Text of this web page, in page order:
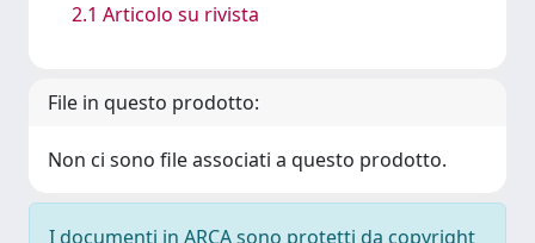
2.1 Articolo su rivista
File in questo prodotto:
Non ci sono file associati a questo prodotto.
I documenti in ARCA sono protetti da copyright